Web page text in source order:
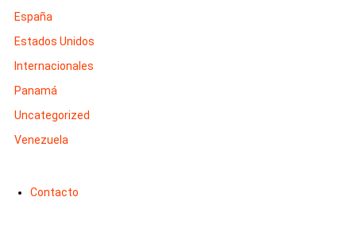
España
Estados Unidos
Internacionales
Panamá
Uncategorized
Venezuela
Contacto